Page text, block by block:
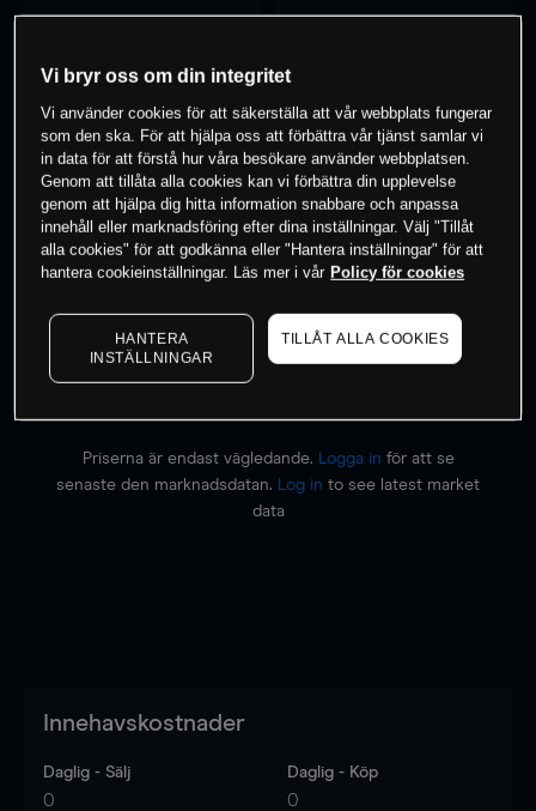
- -
0% av kunderna har enposition i detta
instrument
Priserna är endast vägledande. Logga in för att se
senaste den marknadsdatan.
Log in to see latest market
data
Innehavskostnader
Daglig - Sälj
0
Daglig - Köp
0
Vi bryr oss om din integritet
Vi använder cookies för att säkerställa att vår webbplats fungerar
som den ska. För att hjälpa oss att förbättra vår tjänst samlar vi
in data för att förstå hur våra besökare använder webbplatsen.
Genom att tillåta alla cookies kan vi förbättra din upplevelse
genom att hjälpa dig hitta information snabbare och anpassa
innehåll eller marknadsföring efter dina inställningar. Välj "Tillåt
alla cookies" för att godkänna eller "Hantera inställningar" för att
hantera cookieinställningar. Läs mer i vår Policy för cookies
HANTERA
INSTÄLLNINGAR
TILLÅT ALLA COOKIES